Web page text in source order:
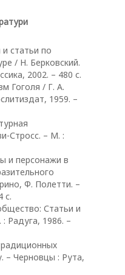
статьи по
/ Н. Берковский.
2002. – 480 с.
Гоголя / Г. А.
1959. –
Стросс. – М. :
и персонажи в
Ф. Полетти. –
с.
Статьи и
Радуга, 1986. –
– Черновцы : Рута,